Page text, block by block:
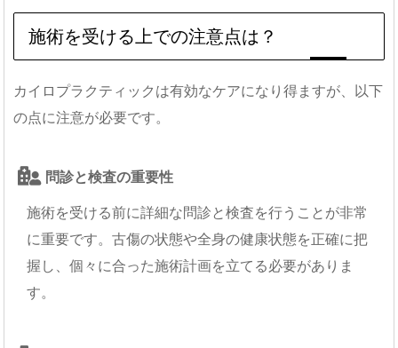
施術を受ける上での注意点は？
カイロプラクティックは有効なケアになり得ますが、以下
の点に注意が必要です。
問診と検査の重要性
施術を受ける前に詳細な問診と検査を行うことが非常
に重要です。古傷の状態や全身の健康状態を正確に把
握し、個々に合った施術計画を立てる必要がありま
す。